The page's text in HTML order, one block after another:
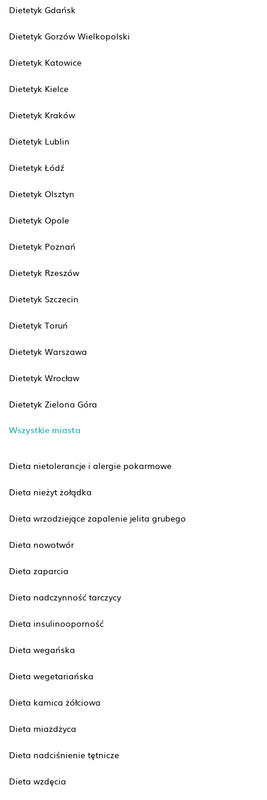
Dietetyk Gdańsk
Dietetyk Gorzów Wielkopolski
Dietetyk Katowice
Dietetyk Kielce
Dietetyk Kraków
Dietetyk Lublin
Dietetyk Łódź
Dietetyk Olsztyn
Dietetyk Opole
Dietetyk Poznań
Dietetyk Rzeszów
Dietetyk Szczecin
Dietetyk Toruń
Dietetyk Warszawa
Dietetyk Wrocław
Dietetyk Zielona Góra
Wszystkie miasta
Dieta nietolerancje i alergie pokarmowe
Dieta nieżyt żołądka
Dieta wrzodziejące zapalenie jelita grubego
Dieta nowotwór
Dieta zaparcia
Dieta nadczynność tarczycy
Dieta insulinooporność
Dieta wegańska
Dieta wegetariańska
Dieta kamica żółciowa
Dieta miażdżyca
Dieta nadciśnienie tętnicze
Dieta wzdęcia